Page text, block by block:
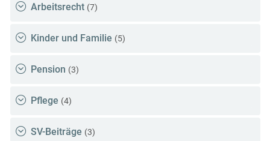
Arbeitsrecht (7)
Kinder und Familie (5)
Pension (3)
Pflege (4)
SV-Beiträge (3)